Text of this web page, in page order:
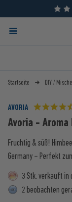
Startseite DIY /
AVORIA
Avoria -
Fruchtig & süß!
Germany – Perfekt
3 Stk. verkauft in
2 beobachten